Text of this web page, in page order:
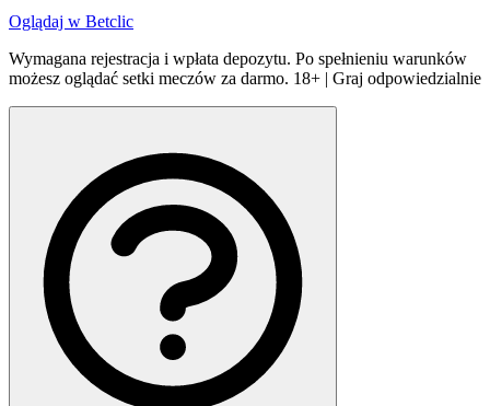
Oglądaj w Betclic
Wymagana rejestracja i wpłata depozytu. Po spełnieniu warunków
możesz oglądać setki meczów za darmo. 18+ | Graj odpowiedzialnie